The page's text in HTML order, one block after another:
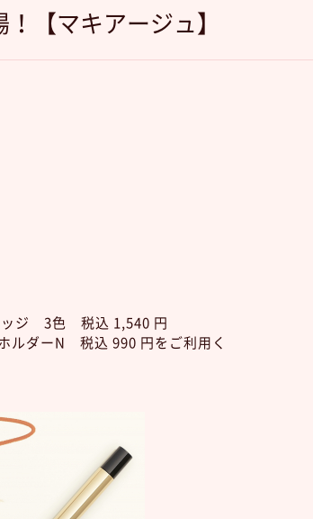
【マキアージュ】
ッジ 3色 税込 1,540 円
ルダーN 税込 990 円をご利用く